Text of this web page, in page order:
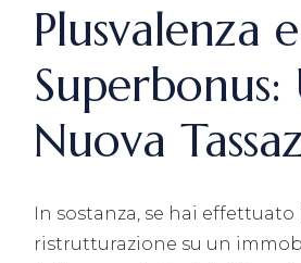
Plusvalenza e
Superbonus:
Nuova
In sostanza, se hai effettuato
ristrutturazione su un